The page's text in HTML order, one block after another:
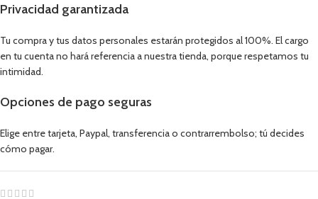
Privacidad garantizada
Tu compra y tus datos personales estarán protegidos al 100%. El cargo
en tu cuenta no hará referencia a nuestra tienda, porque respetamos tu
intimidad.
Opciones de pago seguras
Elige entre tarjeta, Paypal, transferencia o contrarrembolso; tú decides
cómo pagar.